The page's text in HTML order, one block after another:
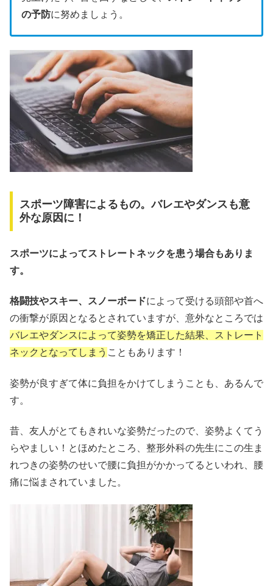
の予防に努めましょう。
スポーツ障害によるもの。バレエやダンスも意
外な原因に！
スポーツによってストレートネックを患う場合もありま
す。
格闘技やスキー、スノーボードによって受ける頭部や首へ
の衝撃が原因となるとされていますが、意外なところでは
バレエやダンスによって姿勢を矯正した結果、ストレート
ネックとなってしまう こともあります！
姿勢が良すぎて体に負担をかけてしまうことも、あるんで
す。
昔、友人がとてもきれいな姿勢だったので、姿勢よくてう
らやましい！とほめたところ、整形外科の先生にこの生ま
れつきの姿勢のせいで腰に負担がかかってるといわれ、腰
痛に悩まされていました。